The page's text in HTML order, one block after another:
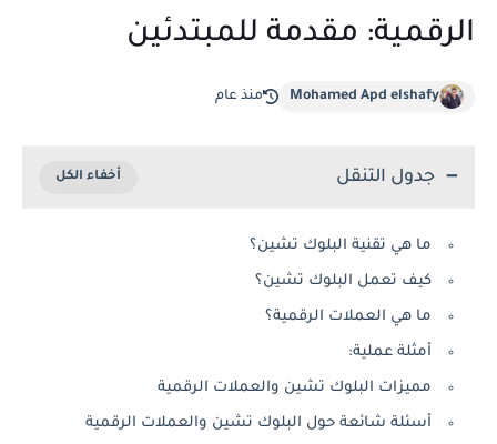
الرقمية: مقدمة للمبتدئين
Mohamed Apd elshafy منذ عام
جدول التنقل
ما هي تقنية البلوك تشين؟
كيف تعمل البلوك تشين؟
ما هي العملات الرقمية؟
أمثلة عملية:
مميزات البلوك تشين والعملات الرقمية
أسئلة شائعة حول البلوك تشين والعملات الرقمية